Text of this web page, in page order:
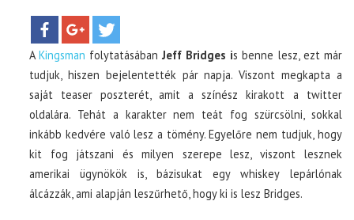
BOXOFFICE
TOP10
CIKK
PÓLÓ RENDELÉS
AKingsman folytatásában Jeff Bridges is benne lesz, ezt már
tudjuk, hiszen bejelentették pár napja. Viszont megkapta a
saját teaser poszterét, amit a színész kirakott a twitter
oldalára. Tehát a karakter nem teát fog szürcsölni, sokkal
inkább kedvére való lesz a tömény. Egyelőre nem tudjuk, hogy
kit fog játszani és milyen szerepe lesz, viszont lesznek
amerikai ügynökök is, bázisukat egy whiskey lepárlónak
álcázzák, ami alapján leszűrhető, hogy ki is lesz Bridges.